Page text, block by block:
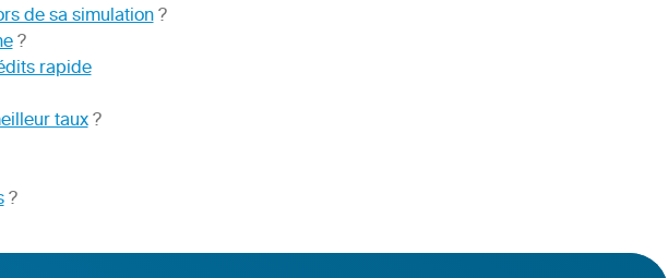
de sa simulation?
?
rapide
taux?
?